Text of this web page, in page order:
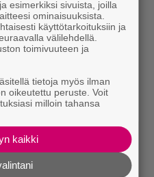
Marches In
esimerkiksi sivuista, joilla
ominaisuuksista.
käyttötarkoituksiin ja
välilehdellä.
toimivuuteen ja
tietoja myös ilman
oikeutettu peruste. Voit
milloin tahansa
kaikki